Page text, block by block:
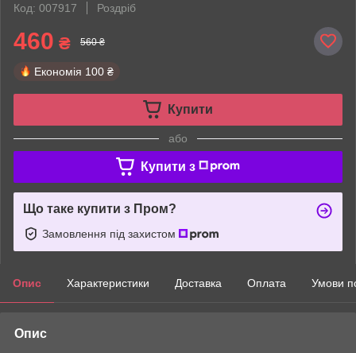
Код: 007917
Роздріб
460 ₴ 560 ₴
Економія 100 ₴
Купити
або
Купити з
Що таке купити з Пром?
Замовлення під захистом
Опис Характеристики Доставка Оплата Умови
Опис